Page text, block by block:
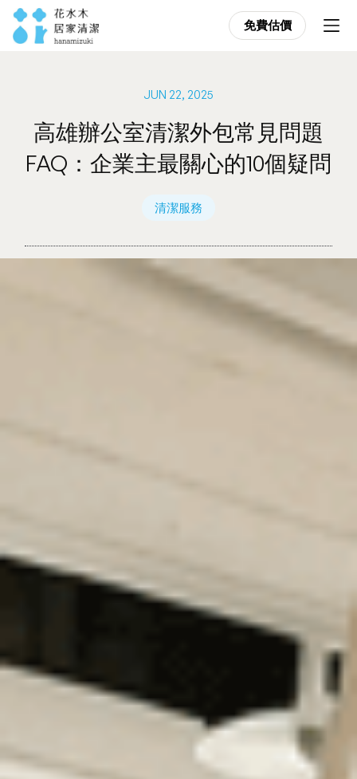
免費估價
免費估價
JUN 22, 2025
高雄辦公室清潔外包常見問題
FAQ：企業主最關心的10個疑問
清潔服務